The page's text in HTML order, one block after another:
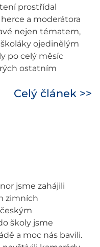
prostřídal
a moderátora
nejen tématem,
ojedinělým
po celý měsíc
ostatním
Celý článek >>
jsme zahájili
zimních
školy jsme
a moc nás bavili.